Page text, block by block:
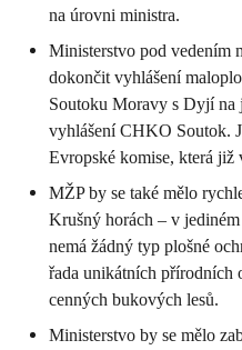
na úrovni ministra.
Ministerstvo pod vedením
dokončit vyhlášení
Soutoku Moravy s Dyjí na
vyhlášení CHKO Soutok.
Evropské komise, která
MŽP by se také mělo
Krušný horách – v
nemá žádný typ plošné
řada unikátních přírodních
cenných bukových lesů.
Ministerstvo by se mělo